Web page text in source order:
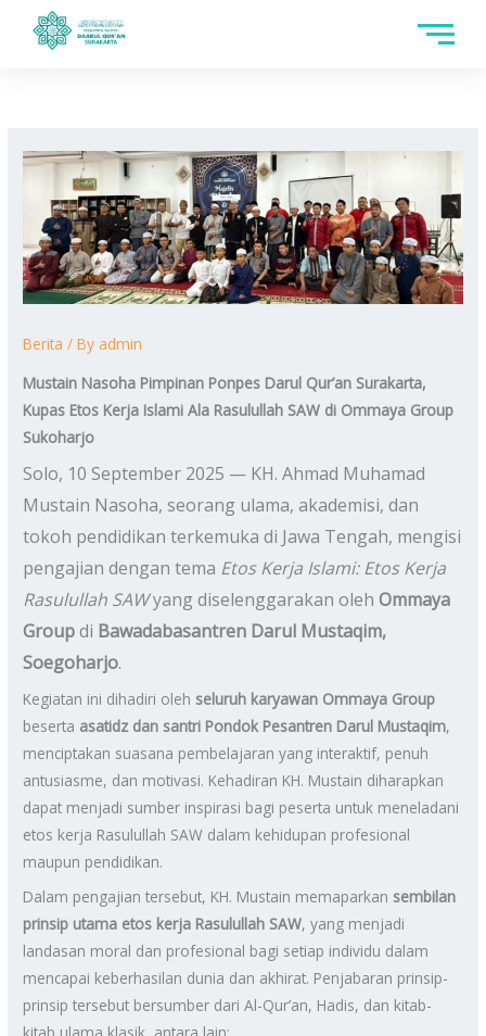
Berita / By admin
Mustain Nasoha Pimpinan Ponpes Darul Qur’an Surakarta,
Kupas Etos Kerja Islami Ala Rasulullah SAW di Ommaya Group
Sukoharjo
Solo, 10 September 2025 — KH. Ahmad Muhamad
Mustain Nasoha, seorang ulama, akademisi, dan
tokoh pendidikan terkemuka di Jawa Tengah, mengisi
pengajian dengan tema Etos Kerja Islami: Etos Kerja
Rasulullah SAWyang diselenggarakan olehOmmaya
Groupdi Bawadabasantren Darul Mustaqim,
Soegoharjo.
Kegiatan ini dihadiri oleh seluruh karyawan Ommaya Group
beserta asatidz dan santri Pondok Pesantren Darul Mustaqim,
menciptakan suasana pembelajaran yang interaktif, penuh
antusiasme, dan motivasi. Kehadiran KH. Mustain diharapkan
dapat menjadi sumber inspirasi bagi peserta untuk meneladani
etos kerja Rasulullah SAW dalam kehidupan profesional
maupun pendidikan.
Dalam pengajian tersebut, KH. Mustain memaparkan sembilan
prinsip utama etos kerja Rasulullah SAW, yang menjadi
landasan moral dan profesional bagi setiap individu dalam
mencapai keberhasilan dunia dan akhirat. Penjabaran prinsip-
prinsip tersebut bersumber dari Al-Qur’an, Hadis, dan kitab-